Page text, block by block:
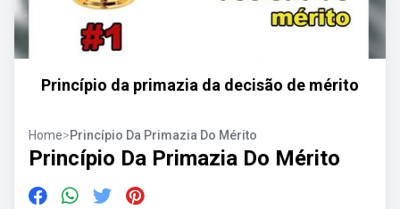
Princípio da primazia da decisão de mérito
Home>Princípio Da Primazia Do Mérito
Princípio Da Primazia Do Mérito